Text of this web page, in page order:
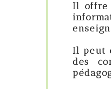
Il offre à ses
informations qui
enseignants,
Il peut également
des
pédagogiques.